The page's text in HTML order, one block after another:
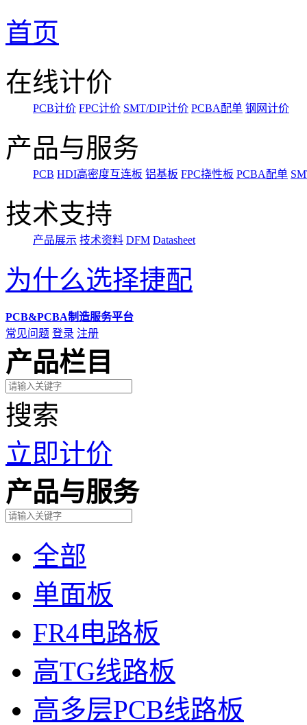
首页
在线计价
PCB计价 FPC计价 SMT/DIP计价 PCBA配单 钢网计价
产品与服务
PCB HDI高密度互连板 铝基板 FPC挠性板 PCBA配单
技术支持
产品展示 技术资料 DFM Datasheet
为什么选择捷配
PCB&PCBA制造服务平台
常见问题 登录 注册
产品栏目
搜索
立即计价
产品与服务
全部
单面板
FR4电路板
高TG线路板
高多层PCB线路板